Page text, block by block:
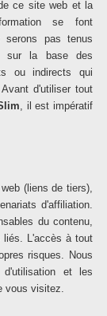
ce site web et la
se font
serons pas tenus
sur la base des
ou indirects qui
d'utiliser tout
, il est impératif
(liens de tiers),
d'affiliation.
du contenu,
L'accès à tout
risques. Nous
d'utilisation et les
vous visitez.